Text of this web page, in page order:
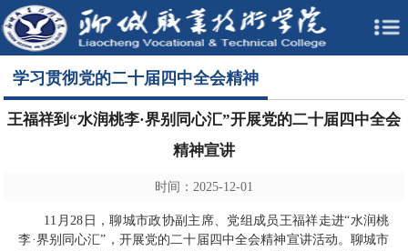
学习贯彻党的二十届四中全会精神
王福祥到“水润桃李·界别同心汇”开展党的二十届四中全会
精神宣讲
时间：2025-12-01
11月28日，聊城市政协副主席、党组成员王福祥走进“水润桃
李·界别同心汇”，开展党的二十届四中全会精神宣讲活动。聊城市